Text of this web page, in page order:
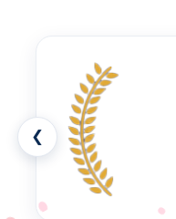
❮